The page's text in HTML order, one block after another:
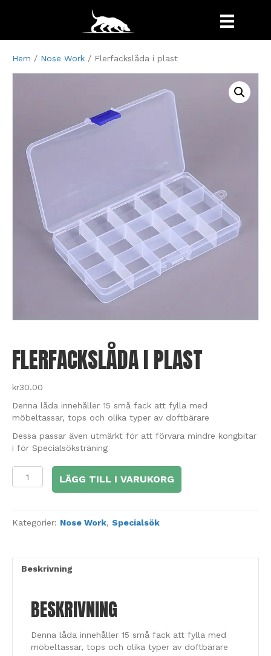
Hem / Nose Work / Flerfackslåda i plast
FLERFACKSLÅDA I PLAST
kr30.00
Denna låda innehåller 15 små fack att fylla med
möbeltassar, tops och olika typer av doftbärare
Dessa passar även utmärkt för att förvara mindre kongbitar
i för Specialsöksträning
Flerfackslåda
i
mängd
LÄGG TILL I VARUKORG
Kategorier: Nose Work, Specialsök
Beskrivning
BESKRIVNING
Denna låda innehåller 15 små fack att fylla med
möbeltassar, tops och olika typer av doftbärare